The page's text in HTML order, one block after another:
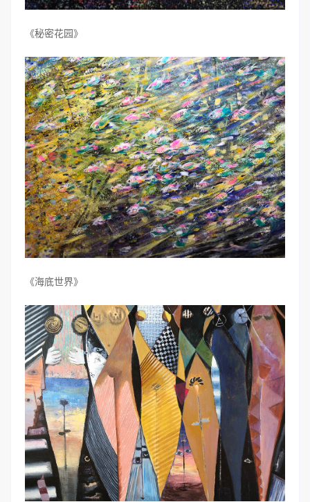
《秘密花园》
《海底世界》